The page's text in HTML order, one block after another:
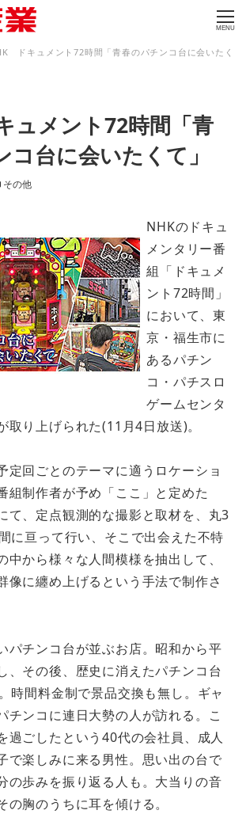
MENU
ドキュメント72時間「青春のパチンコ台に会いたく
メント72時間「青
コ台に会いたくて」
ゴリー
その他
NHKのドキュ
メンタリー番
組「ドキュメ
ント72時間」
において、東
京・福生市に
あるパチン
コ・パチスロ
ゲームセンタ
取り上げられた(11月4日放送)。
定回ごとのテーマに適うロケーショ
組制作者が予め「ここ」と定めた
て、定点観測的な撮影と取材を、丸3
に亘って行い、そこで出会えた不特
中から様々な人間模様を抽出して、
像に纏め上げるという手法で制作さ
パチンコ台が並ぶお店。昭和から平
、その後、歴史に消えたパチンコ台
時間料金制で景品交換も無し。ギャ
チンコに連日大勢の人が訪れる。こ
過ごしたという40代の会社員、成人
で楽しみに来る男性。思い出の台で
の歩みを振り返る人も。大当りの音
の胸のうちに耳を傾ける。